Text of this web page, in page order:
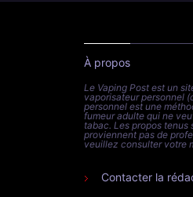
À propos
Le Vaping Post est un
vaporisateur personnel
personnel est une
fumeur adulte qui ne
tabac. Les propos tenus
proviennent pas de
veuillez consulter votre
Contacter la